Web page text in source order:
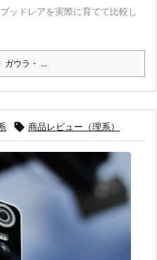
ッドレアを実際に育てて比較し
ガウラ・ ...
 商品レビュー（理系）